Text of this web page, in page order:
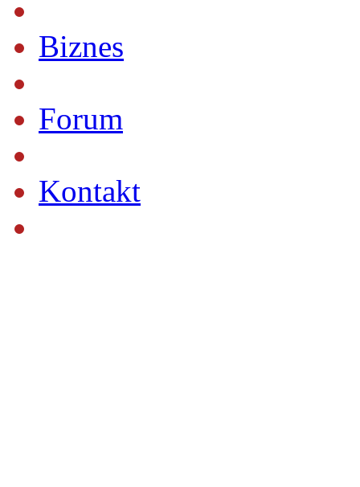
Biznes
Forum
Kontakt